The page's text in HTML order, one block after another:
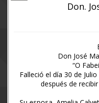
Pésames:
Bergondiño
Don.
Don José
“O
Falleció el día 30 de
después de